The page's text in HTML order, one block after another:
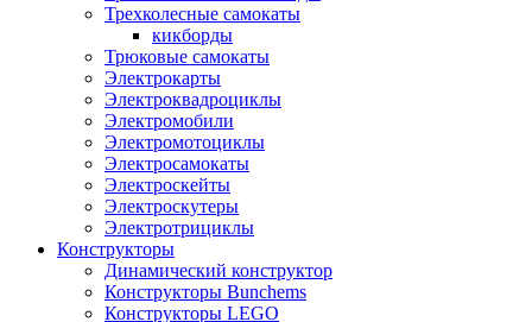
Трехколесные самокаты
кикборды
Трюковые самокаты
Электрокарты
Электроквадроциклы
Электромобили
Электромотоциклы
Электросамокаты
Электроскейты
Электроскутеры
Электротрициклы
Конструкторы
Динамический конструктор
Конструкторы Bunchems
Конструкторы LEGO